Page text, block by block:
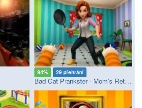
94% 29 přehrání
Bad Cat Prankster - Mom’s Return